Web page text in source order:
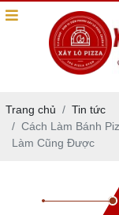
Trang chủ
Tin tức
Cách Làm Bánh
Làm Cũng Được